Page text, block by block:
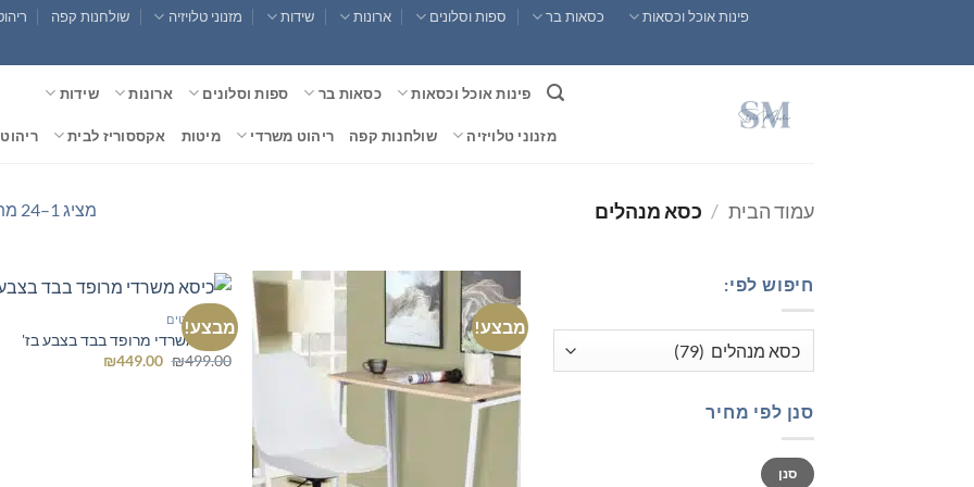
content
פינות אוכל וכסאות כסאות בר ספות וסלונים ארונות שידות מזנוני טלויזיה שולחנות קפה
פינות אוכל וכסאות כסאות בר ספות וסלונים ארונות שידות
מזנוני טלויזיה שולחנות קפה ריהוט משרדי מיטות אקססוריז לבית ריהוט
עמוד הבית / כסא מנהלים מציג 1–24 מתוך 79 תוצאות
חיפוש לפי:
סנן לפי מחיר
מחיר
מינימלי
מחיר
מקסימלי
סנן
מבצע! מבצע!
כל הרהיטים
כיסא משרדי מרופד בבד בצבע בז'
₪499.00
המחיר ₪449.00
המחיר